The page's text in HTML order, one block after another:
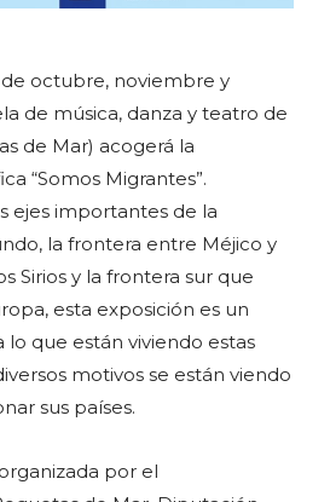
octubre, noviembre y
de música, danza y teatro de
de Mar) acogerá la
“Somos Migrantes”.
ejes importantes de la
la frontera entre Méjico y
Sirios y la frontera sur que
esta exposición es un
lo que están viviendo estas
motivos se están viendo
sus países.
por el